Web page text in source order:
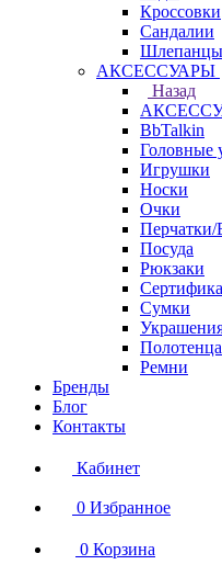
Кроссовки
Сандалии
Шлепанцы
АКСЕССУАРЫ
Назад
BbTalkin
Головные
Игрушки
Носки
Очки
Посуда
Рюкзаки
Сумки
Полотенца
Ремни
Бренды
Блог
Контакты
Кабинет
0 Избранное
0 Корзина